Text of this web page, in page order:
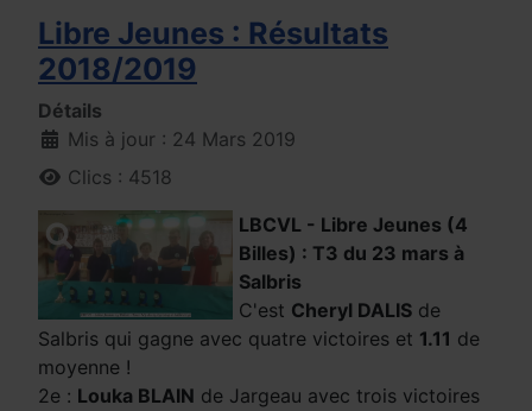
Libre Jeunes : Résultats
2018/2019
Détails
Mis à jour : 24 Mars 2019
Clics : 4518
LBCVL - Libre Jeunes (4
Billes) : T3 du 23 mars à
Salbris
C'est Cheryl DALIS de
Salbris qui gagne avec quatre victoires et 1.11 de
moyenne !
2e : Louka BLAIN de Jargeau avec trois victoires